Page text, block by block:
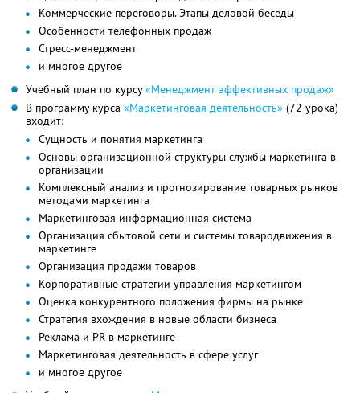
Коммерческие переговоры. Этапы деловой беседы
Особенности телефонных продаж
Стресс-менеджмент
и многое другое
Учебный план по курсу«Менеджмент эффективных продаж»
В программу курса «Маркетинговая деятельность» (72 урока)
входит:
Сущность и понятия маркетинга
Основы организационной структуры службы маркетинга в
организации
Комплексный анализ и прогнозирование товарных рынков
методами маркетинга
Маркетинговая информационная система
Организация сбытовой сети и системы товародвижения в
маркетинге
Организация продажи товаров
Корпоративные стратегии управления маркетингом
Оценка конкурентного положения фирмы на рынке
Стратегия вхождения в новые области бизнеса
Реклама и PR в маркетинге
Маркетинговая деятельность в сфере услуг
и многое другое